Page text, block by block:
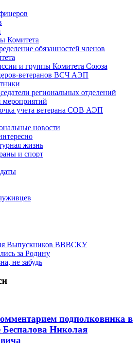
Комитета
обязанностей членов
и группы Комитета Союза
ветеранов ВСЧ АЭП
региональных отделений
мероприятий
учета ветерана CОВ АЭП
новости
жизнь
и спорт
Выпускников ВВВСКУ
за Родину
не забудь
подполковника в
Беспалова Николая